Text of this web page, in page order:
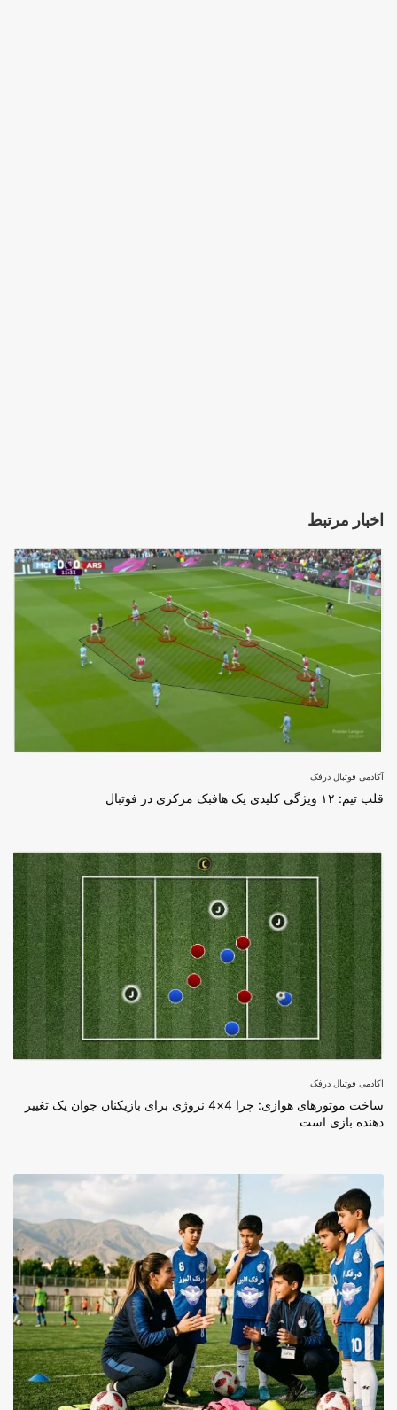
اخبار مرتبط
آکادمی فوتبال درفک
قلب تیم: ۱۲ ویژگی کلیدی یک هافبک مرکزی در فوتبال
آکادمی فوتبال درفک
ساخت موتورهای هوازی: چرا 4×4 نروژی برای بازیکنان جوان یک تغییر
دهنده بازی است